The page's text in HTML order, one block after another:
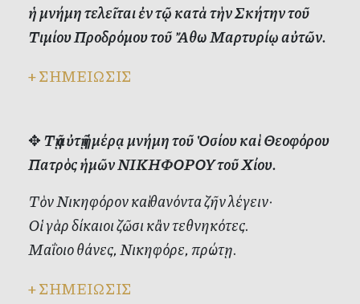
ἡ μνήμη τελεῖται ἐν τῷ κατὰ τὴν Σκήτην τοῦ
Τιμίου Προδρόμου τοῦ Ἄθω Μαρτυρίῳ αὐτῶν.
+ΣΗΜΕΙΩΣΙΣ
✥Τῇ αὐτῇ ἡμέρᾳ μνήμη τοῦ Ὁσίου καὶ Θεοφόρου
Πατρὸς ἡμῶν ΝΙΚΗΦΟΡΟΥ τοῦ Χίου.
Τὸν Νικηφόρον καὶ θανόντα ζῆν λέγειν·
Οἱ γὰρ δίκαιοι ζῶσι κἂν τεθνηκότες.
Μαΐοιο θάνες, Νικηφόρε, πρώτῃ.
+ΣΗΜΕΙΩΣΙΣ